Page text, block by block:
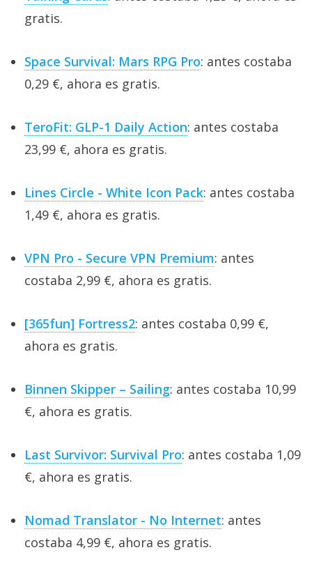
gratis.
Space Survival: Mars RPG Pro: antes costaba
0,29 €, ahora es gratis.
TeroFit: GLP-1 Daily Action: antes costaba
23,99 €, ahora es gratis.
Lines Circle - White Icon Pack: antes costaba
1,49 €, ahora es gratis.
VPN Pro - Secure VPN Premium: antes
costaba 2,99 €, ahora es gratis.
[365fun] Fortress2: antes costaba 0,99 €,
ahora es gratis.
Binnen Skipper – Sailing: antes costaba 10,99
€, ahora es gratis.
Last Survivor: Survival Pro: antes costaba 1,09
€, ahora es gratis.
Nomad Translator - No Internet: antes
costaba 4,99 €, ahora es gratis.